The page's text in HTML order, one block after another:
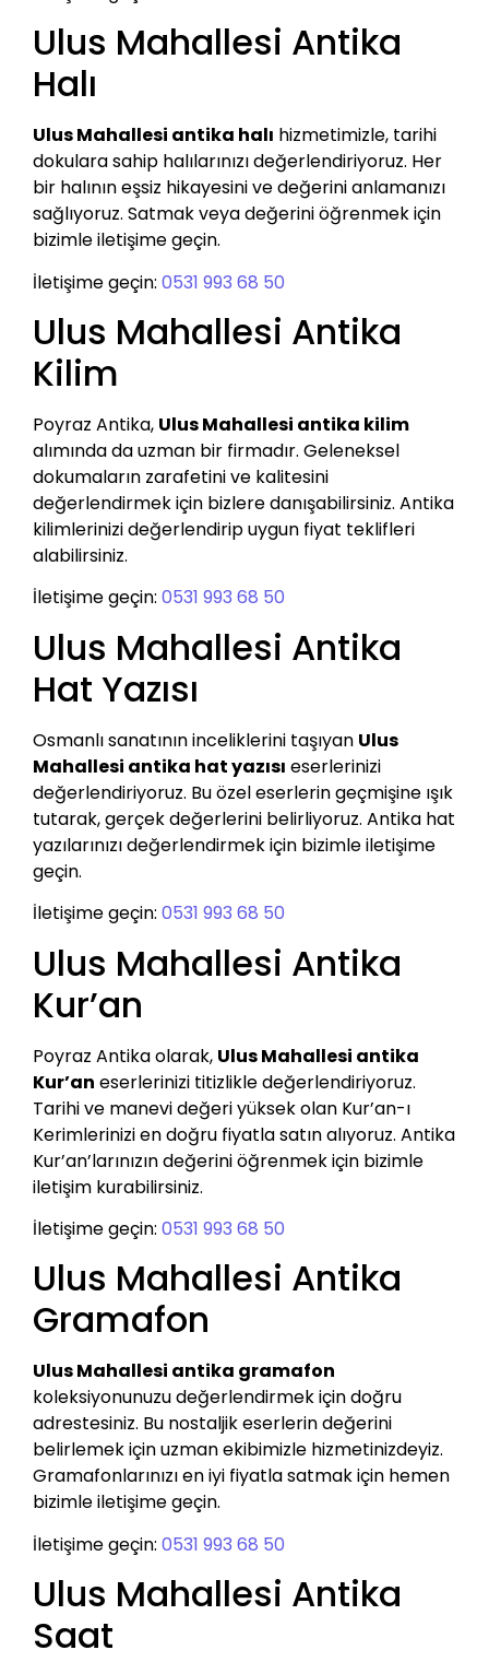
Ulus Mahallesi Antika
Halı
Ulus Mahallesi antika halı hizmetimizle, tarihi
dokulara sahip halılarınızı değerlendiriyoruz. Her
bir halının eşsiz hikayesini ve değerini anlamanızı
sağlıyoruz. Satmak veya değerini öğrenmek için
bizimle iletişime geçin.
İletişime geçin: 0531 993 68 50
Ulus Mahallesi Antika
Kilim
Poyraz Antika, Ulus Mahallesi antika kilim
alımında da uzman bir firmadır. Geleneksel
dokumaların zarafetini ve kalitesini
değerlendirmek için bizlere danışabilirsiniz. Antika
kilimlerinizi değerlendirip uygun fiyat teklifleri
alabilirsiniz.
İletişime geçin: 0531 993 68 50
Ulus Mahallesi Antika
Hat Yazısı
Osmanlı sanatının inceliklerini taşıyan Ulus
Mahallesi antika hat yazısı eserlerinizi
değerlendiriyoruz. Bu özel eserlerin geçmişine ışık
tutarak, gerçek değerlerini belirliyoruz. Antika hat
yazılarınızı değerlendirmek için bizimle iletişime
geçin.
İletişime geçin: 0531 993 68 50
Ulus Mahallesi Antika
Kur’an
Poyraz Antika olarak, Ulus Mahallesi antika
Kur’an eserlerinizi titizlikle değerlendiriyoruz.
Tarihi ve manevi değeri yüksek olan Kur’an-ı
Kerimlerinizi en doğru fiyatla satın alıyoruz. Antika
Kur’an’larınızın değerini öğrenmek için bizimle
iletişim kurabilirsiniz.
İletişime geçin: 0531 993 68 50
Ulus Mahallesi Antika
Gramafon
Ulus Mahallesi antika gramafon
koleksiyonunuzu değerlendirmek için doğru
adrestesiniz. Bu nostaljik eserlerin değerini
belirlemek için uzman ekibimizle hizmetinizdeyiz.
Gramafonlarınızı en iyi fiyatla satmak için hemen
bizimle iletişime geçin.
İletişime geçin: 0531 993 68 50
Ulus Mahallesi Antika
Saat